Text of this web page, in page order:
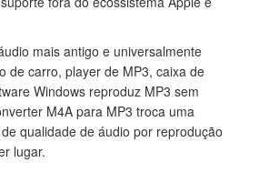
mais antigo e universalmente
de carro, player de MP3, caixa de
Windows reproduz MP3 sem
M4A para MP3 troca uma
qualidade de áudio por reprodução
lugar.